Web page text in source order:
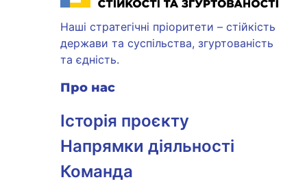
Наші стратегічні пріоритети – стійкість
держави та суспільства, згуртованість
та єдність.
Про нас
Історія проєкту
Напрямки діяльності
Команда